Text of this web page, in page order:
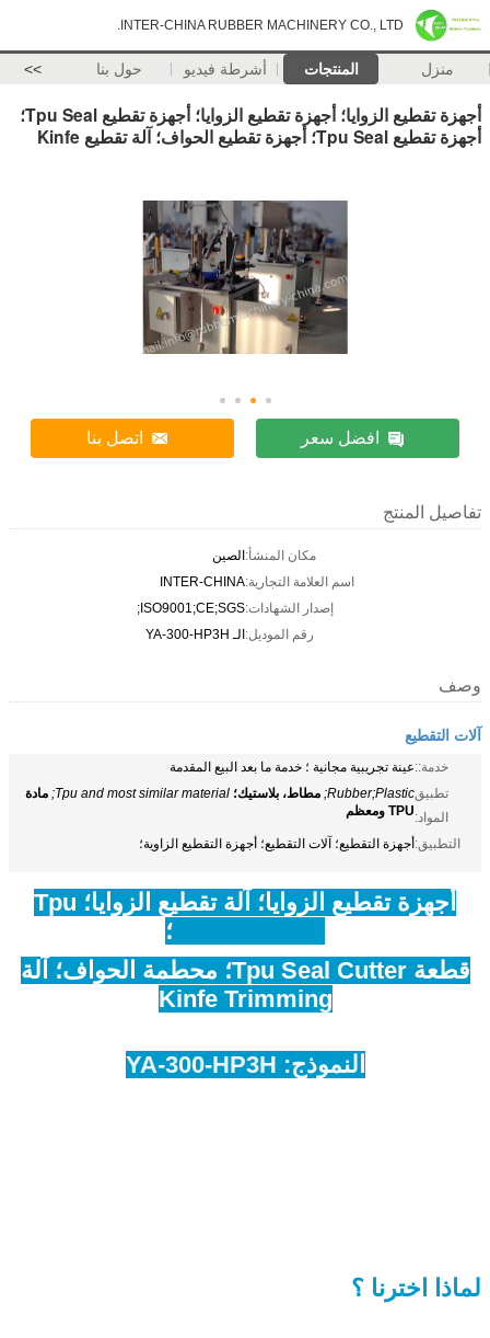
INTER-CHINA RUBBER MACHINERY CO., LTD.
منزل المنتجات أشرطة فيديو حول بنا >>
أجهزة تقطيع الزوايا؛ أجهزة تقطيع الزوايا؛ أجهزة تقطيع Tpu Seal؛
أجهزة تقطيع Tpu Seal؛ أجهزة تقطيع الحواف؛ آلة تقطيع Kinfe
افضل سعر اتصل بنا
تفاصيل المنتج
مكان المنشأ:الصين
اسم العلامة التجارية:INTER-CHINA
إصدار الشهادات:ISO9001;CE;SGS;
رقم الموديل:الـ YA-300-HP3H
وصف
آلات التقطيع
خدمة::عينة تجريبية مجانية ؛ خدمة ما بعد البيع المقدمة
تطبيق
المواد:
Rubber;Plastic; مطاط، بلاستيك؛ Tpu and most similar material; مادة
TPU ومعظم
التطبيق:أجهزة التقطيع؛ آلات التقطيع؛ أجهزة التقطيع الزاوية؛
أجهزة تقطيع الزوايا؛ آلة تقطيع الزوايا؛ Tpu
قطعة Tpu Seal Cutter؛ محطمة الحواف؛ آلة
Kinfe Trimming
النموذج: YA-300-HP3H
لماذا اخترنا ؟